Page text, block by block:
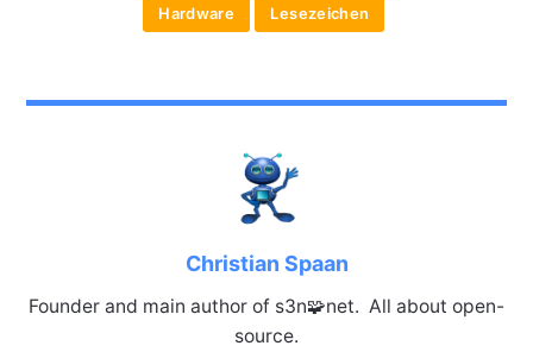
Hardware Lesezeichen
Christian Spaan
Founder and main author of s3n🧩net. All about open-
source.